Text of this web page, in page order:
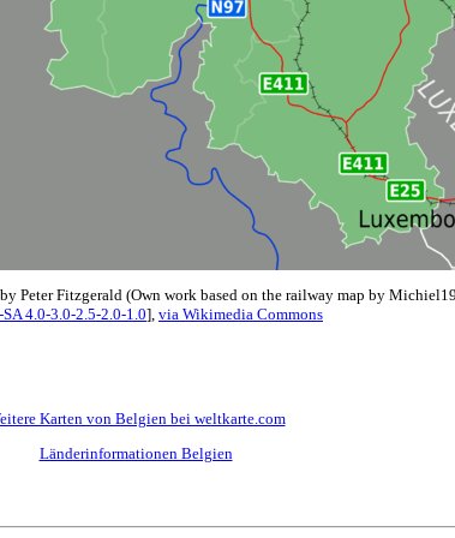
Peter Fitzgerald (Own work based on the railway map by
4.0-3.0-2.5-2.0-1.0], via Wikimedia Commons
Karten von Belgien bei weltkarte.com
Länderinformationen Belgien